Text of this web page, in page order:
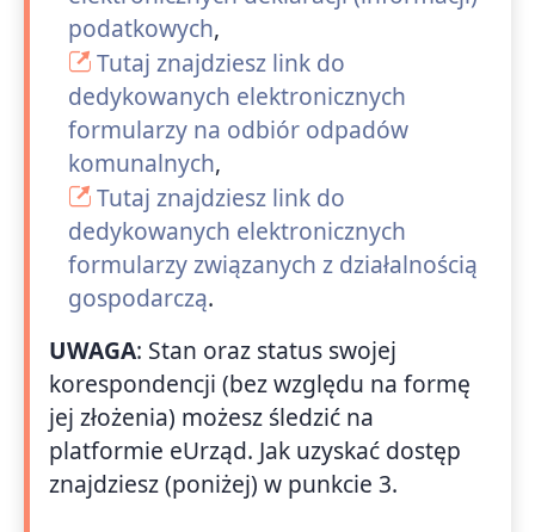
podatkowych,
Tutaj znajdziesz link do
dedykowanych elektronicznych
formularzy na odbiór odpadów
komunalnych,
Tutaj znajdziesz link do
dedykowanych elektronicznych
formularzy związanych z działalnością
gospodarczą.
UWAGA: Stan oraz status swojej
korespondencji (bez względu na formę
jej złożenia) możesz śledzić na
platformie eUrząd. Jak uzyskać dostęp
znajdziesz (poniżej) w punkcie 3.